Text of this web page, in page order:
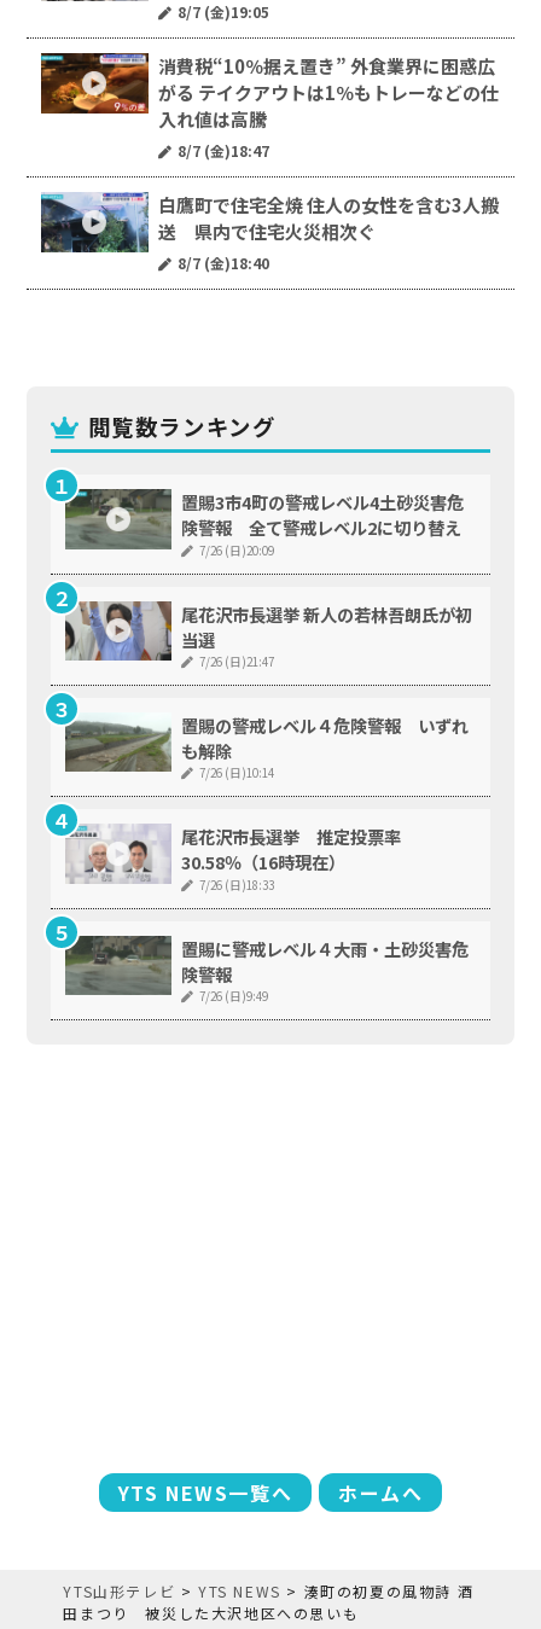
閲覧数ランキング
置賜3市4町の警戒レベル4土砂災害危
険警報 全て警戒レベル2に切り替え
7/26 (日)20:09
尾花沢市長選挙 新人の若林吾朗氏が初
当選
7/26 (日)21:47
置賜の警戒レベル４危険警報 いずれ
も解除
7/26 (日)10:14
尾花沢市長選挙 推定投票率
30.58％（16時現在）
7/26 (日)18:33
置賜に警戒レベル４大雨・土砂災害危
険警報
7/26 (日)9:49
8/7 (金)19:05
消費税“10％据え置き” 外食業界に困惑広
がる テイクアウトは1％もトレーなどの仕
入れ値は高騰
8/7 (金)18:47
白鷹町で住宅全焼 住人の女性を含む3人搬
送 県内で住宅火災相次ぐ
8/7 (金)18:40
YTS NEWS一覧へ ホームへ
YTS山形テレビ >YTS NEWS > 湊町の初夏の風物詩 酒
田まつり 被災した大沢地区への思いも